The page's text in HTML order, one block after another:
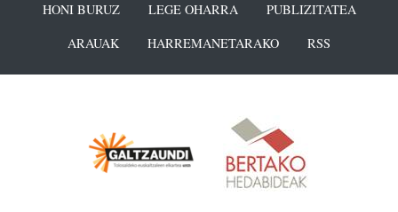
HONI BURUZ LEGE OHARRA
PUBLIZITATEA
ARAUAK
HARREMANETARAKO RSS